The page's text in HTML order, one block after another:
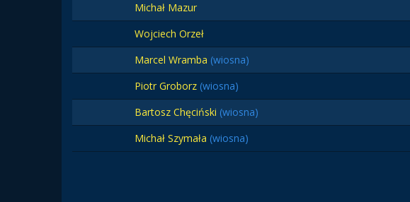
Michał Mazur
Wojciech Orzeł
Marcel Wramba (wiosna)
Piotr Groborz (wiosna)
Bartosz Chęciński (wiosna)
Michał Szymała (wiosna)